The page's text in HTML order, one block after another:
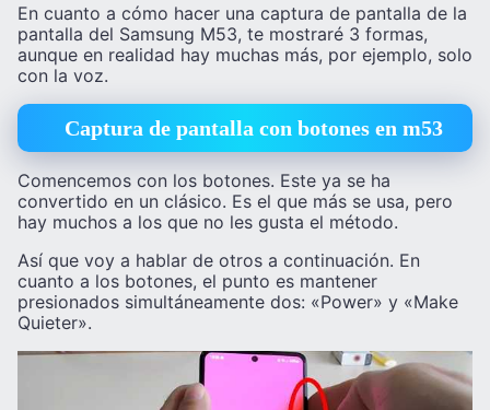
En cuanto a cómo hacer una captura de pantalla de la
pantalla del Samsung M53, te mostraré 3 formas,
aunque en realidad hay muchas más, por ejemplo, solo
con la voz.
Captura de pantalla con botones en m53
Comencemos con los botones. Este ya se ha
convertido en un clásico. Es el que más se usa, pero
hay muchos a los que no les gusta el método.
Así que voy a hablar de otros a continuación. En
cuanto a los botones, el punto es mantener
presionados simultáneamente dos: «Power» y «Make
Quieter».